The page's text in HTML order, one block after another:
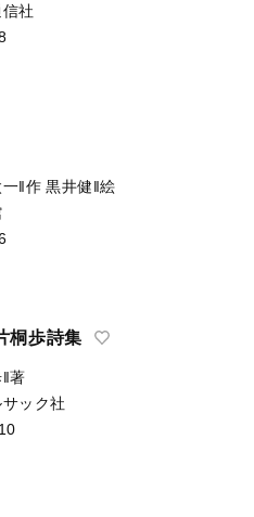
社
‖作 黒井健‖絵
桐歩詩集
著
サック社